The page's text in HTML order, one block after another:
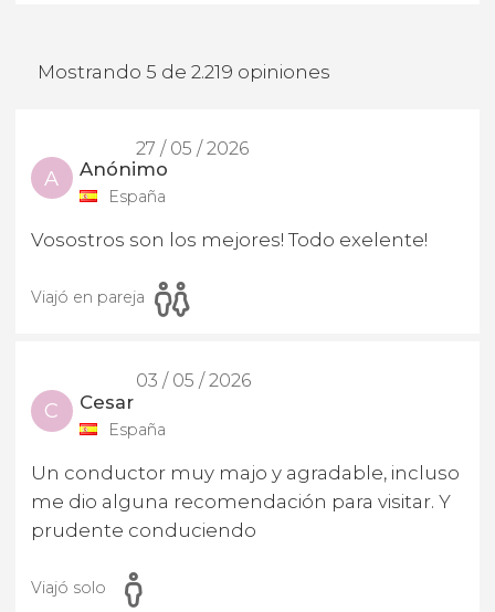
Mostrando 5 de 2.219 opiniones
27 / 05 / 2026
A Anónimo
España
Vosostros son los mejores! Todo exelente!
Viajó en pareja
03 / 05 / 2026
C Cesar
España
Un conductor muy majo y agradable, incluso
me dio alguna recomendación para visitar. Y
prudente conduciendo
Viajó solo